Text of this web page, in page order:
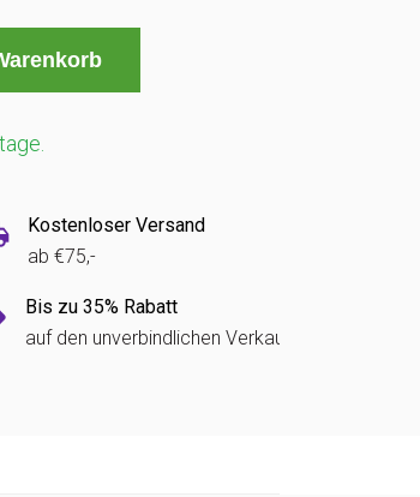
Kostenloser Versand
ab €75,-
Bis zu 35% Rabatt
auf den unverbindlichen Verkaufspreis